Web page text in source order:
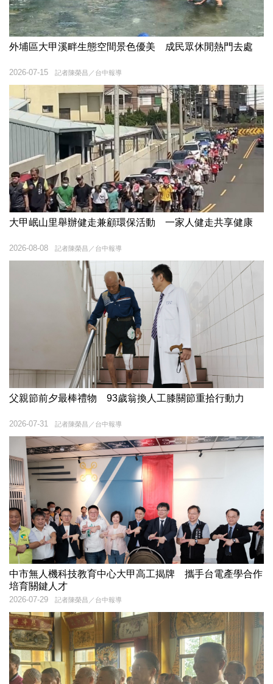
外埔區大甲溪畔生態空間景色優美 成民眾休閒熱門去處
記者陳榮昌／台中報導
2026-07-15
大甲岷山里舉辦健走兼顧環保活動 一家人健走共享健康
記者陳榮昌／台中報導
2026-08-08
父親節前夕最棒禮物 93歲翁換人工膝關節重拾行動力
記者陳榮昌／台中報導
2026-07-31
中市無人機科技教育中心大甲高工揭牌 攜手台電產學合作
培育關鍵人才
記者陳榮昌／台中報導
2026-07-29